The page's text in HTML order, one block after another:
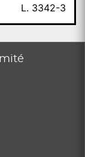
L. 3342-3